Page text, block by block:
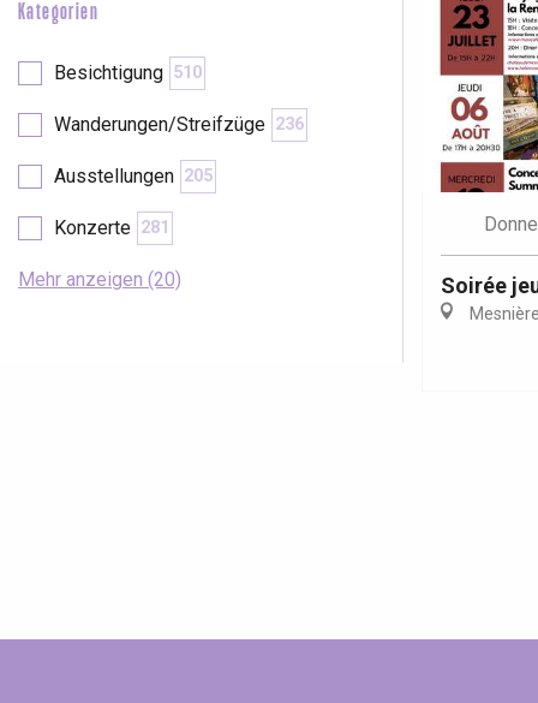
Kategorien
Besichtigung 510
Wanderungen/Streifzüge 236
Ausstellungen 205
Konzerte 281
Mehr anzeigen (20) Soirée